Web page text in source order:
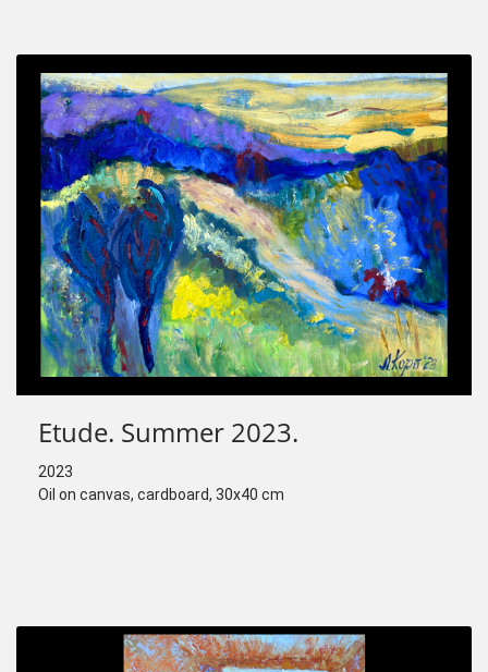
Etude. Summer 2023.
2023
Oil on canvas, cardboard, 30x40 cm